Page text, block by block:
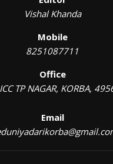
Vishal Khanda
Mobile
8251087711
Office
TP NAGAR, KORBA,
Email